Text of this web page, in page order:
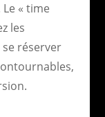
« time
les
réserver